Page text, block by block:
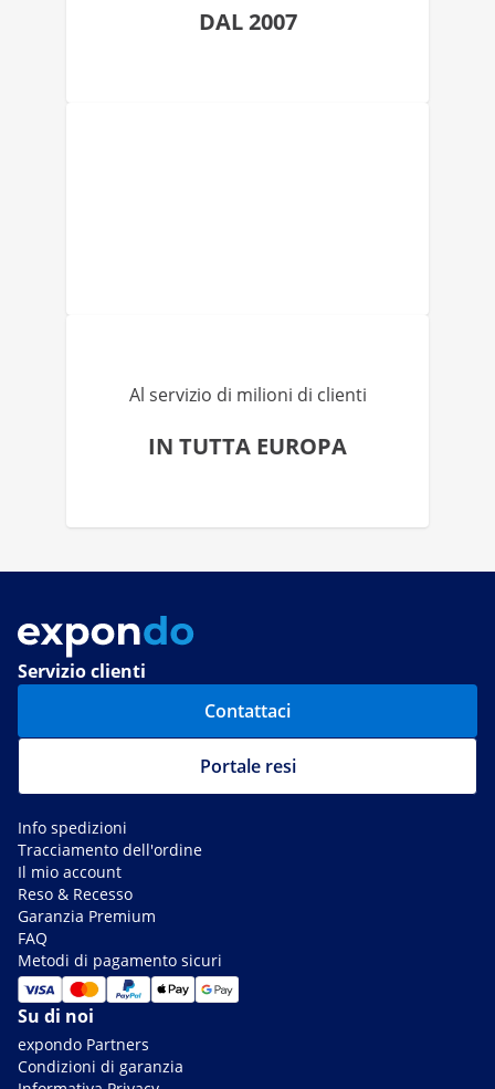
DAL 2007
Al servizio di milioni di clienti
IN TUTTA EUROPA
Servizio clienti
Contattaci
Portale resi
Info spedizioni
Tracciamento dell'ordine
Il mio account
Reso & Recesso
Garanzia Premium
FAQ
Metodi di pagamento sicuri
Su di noi
expondo Partners
Condizioni di garanzia